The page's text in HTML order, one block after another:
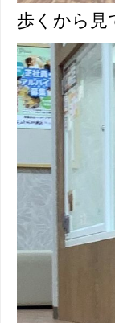
歩くから見